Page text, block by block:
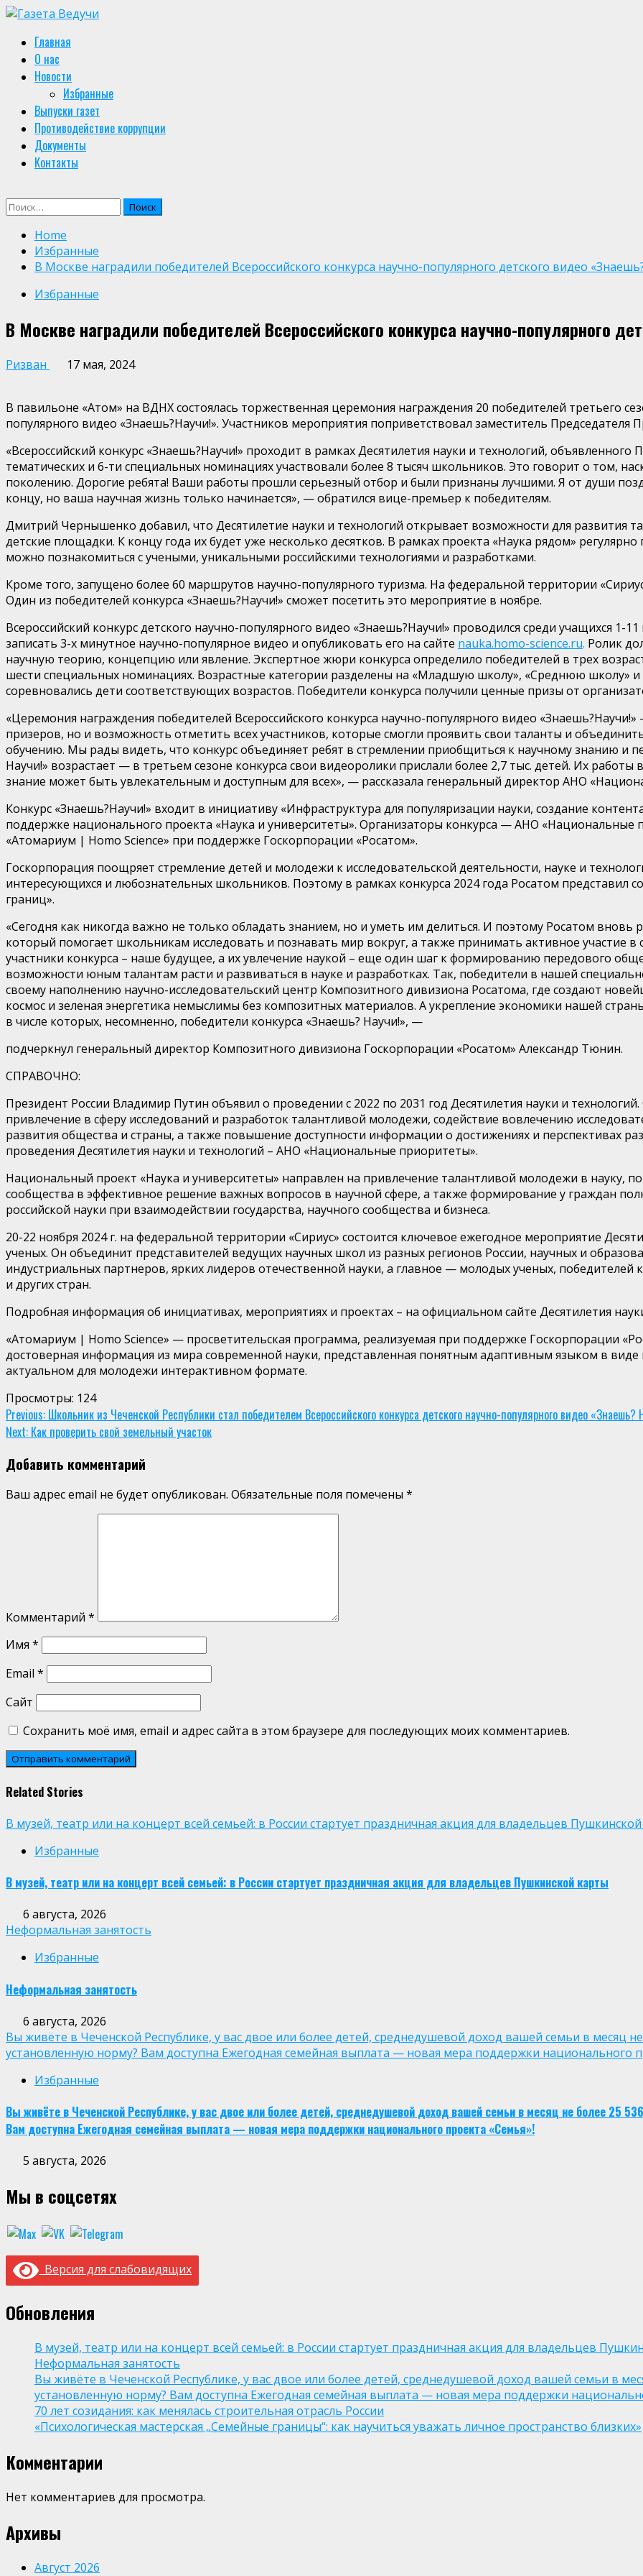
Skip
content
Primary
Menu
Главная
О нас
Новости
Избранные
Выпуски газет
Противодействие коррупции
Документы
Контакты
Найти:
Home
Избранные
В Москве наградили победителей Всероссийского конкурса научно-популярного детского видео
Избранные
В Москве наградили победителей Всероссийского конкурса научно-популярного
Ризван 17 мая, 2024
В павильоне «Атом» на ВДНХ состоялась торжественная церемония награждения 20 победителей третьего
популярного видео «Знаешь?Научи!». Участников мероприятия поприветствовал заместитель Председателя
«Всероссийский конкурс «Знаешь?Научи!» проходит в рамках Десятилетия науки и технологий,
тематических и 6-ти специальных номинациях участвовали более 8 тысяч школьников. Это говорит о том,
поколению. Дорогие ребята! Ваши работы прошли серьезный отбор и были признаны лучшими. Я от души
концу, но ваша научная жизнь только начинается», —обратился вице-премьер к победителям.
Дмитрий Чернышенко добавил, что Десятилетие науки и технологий открывает возможности для развития
детские площадки. К концу года их будет уже несколько десятков. В рамках проекта «Наука рядом»
можно познакомиться с учеными, уникальными российскими технологиями и разработками.
Кроме того, запущено более 60 маршрутов научно-популярного туризма. На федеральной территории
Один из победителей конкурса «Знаешь?Научи!» сможет посетить это мероприятие в ноябре.
Всероссийский конкурс детского научно-популярного видео «Знаешь?Научи!» проводился среди учащихся 1-
записать 3-х минутное научно-популярное видео и опубликовать его на сайте nauka.homo-science.ru. Ролик
научную теорию, концепцию или явление. Экспертное жюри конкурса определило победителей в трех
шести специальных номинациях. Возрастные категории разделены на «Младшую школу», «Среднюю школу»
соревновались дети соответствующих возрастов. Победители конкурса получили ценные призы от
«Церемония награждения победителей Всероссийского конкурса научно-популярного видео «Знаешь?Научи!»
призеров, но и возможность отметить всех участников, которые смогли проявить свои таланты и
обучению. Мы рады видеть, что конкурс объединяет ребят в стремлении приобщиться к научному знанию и
Научи!» возрастает — в третьем сезоне конкурса свои видеоролики прислали более 2,7 тыс. детей. Их работы
знание может быть увлекательным и доступным для всех», — рассказала генеральный директор АНО
Конкурс «Знаешь?Научи!» входит в инициативу «Инфраструктура для популяризации науки, создание
поддержке национального проекта «Наука и университеты». Организаторы конкурса — АНО «Национальные
«Атомариум | Homo Science» при поддержке Госкорпорации «Росатом».
Госкорпорация поощряет стремление детей и молодежи к исследовательской деятельности, науке и
интересующихся и любознательных школьников. Поэтому в рамках конкурса 2024 года Росатом
границ».
«Сегодня как никогда важно не только обладать знанием, но и уметь им делиться. И поэтому Росатом вновь
который помогает школьникам исследовать и познавать мир вокруг, а также принимать активное участие в
участники конкурса – наше будущее, а их увлечение наукой – еще один шаг к формированию передового
возможности юным талантам расти и развиваться в науке и разработках. Так, победители в нашей
своему наполнению научно-исследовательский центр Композитного дивизиона Росатома, где создают
космос и зеленая энергетика немыслимы без композитных материалов. А укрепление экономики нашей
в числе которых, несомненно, победители конкурса «Знаешь? Научи!», —
подчеркнул генеральный директор Композитного дивизиона Госкорпорации «Росатом» Александр Тюнин.
СПРАВОЧНО:
Президент России Владимир Путин объявил о проведении с 2022 по 2031 год Десятилетия науки и технологий.
привлечение в сферу исследований и разработок талантливой молодежи, содействие вовлечению
развития общества и страны, а также повышение доступности информации о достижениях и перспективах
проведения Десятилетия науки и технологий – АНО «Национальные приоритеты».
Национальный проект «Наука и университеты» направлен на привлечение талантливой молодежи в науку,
сообщества в эффективное решение важных вопросов в научной сфере, а также формирование у граждан
российской науки при взаимодействии государства, научного сообщества и бизнеса.
20-22 ноября 2024 г. на федеральной территории «Сириус» состоится ключевое ежегодное мероприятие
ученых. Он объединит представителей ведущих научных школ из разных регионов России, научных и
индустриальных партнеров, ярких лидеров отечественной науки, а главное — молодых ученых, победителей
и других стран.
Подробная информация об инициативах, мероприятиях и проектах – на официальном сайте Десятилетия
«Атомариум | Homo Science» — просветительская программа, реализуемая при поддержке Госкорпорации
достоверная информация из мира современной науки, представленная понятным адаптивным языком в виде
актуальном для молодежи интерактивном формате.
Просмотры: 124
Continue
Reading
Previous: Школьник из Чеченской Республики стал победителем Всероссийского конкурса детского научно-популярного видео «Знаешь?
Next: Как проверить свой земельный участок
Добавить комментарий
Ваш адрес email не будет опубликован. Обязательные поля помечены *
Комментарий *
Имя *
Email *
Сайт
Сохранить моё имя, email и адрес сайта в этом браузере для последующих моих комментариев.
Related Stories
В музей, театр или на концерт всей семьей: в России стартует праздничная акция для владельцев
Избранные
В музей, театр или на концерт всей семьей: в России стартует праздничная акция для владельцев Пушкинской карты
6 августа, 2026
Неформальная занятость
Избранные
Неформальная занятость
6 августа, 2026
Вы живёте в Чеченской Республике, у вас двое или более детей, среднедушевой доход вашей семьи в месяц
установленную норму? Вам доступна Ежегодная семейная выплата — новая мера поддержки национального
Избранные
Вы живёте в Чеченской Республике, у вас двое или более детей, среднедушевой доход вашей семьи в месяц не более 25
Вам доступна Ежегодная семейная выплата — новая мера поддержки национального проекта «Семья»!
5 августа, 2026
Мы в соцсетях
Версия для слабовидящих
Обновления
В музей, театр или на концерт всей семьей: в России стартует праздничная акция для владельцев
Неформальная занятость
Вы живёте в Чеченской Республике, у вас двое или более детей, среднедушевой доход вашей семьи в
установленную норму? Вам доступна Ежегодная семейная выплата — новая мера поддержки
70 лет созидания: как менялась строительная отрасль России
«Психологическая мастерская „Семейные границы“: как научиться уважать личное пространство близких»
Комментарии
Нет комментариев для просмотра.
Архивы
Август 2026